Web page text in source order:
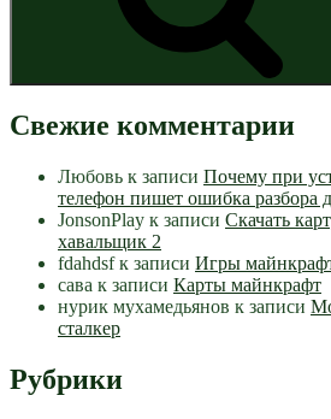
Свежие комментарии
Любовь к записи Почему при
телефон пишет ошибка разбора
JonsonPlay к записи Скачать
хавальщик 2
fdahdsfк записи Игры
сава к записи Карты майнкрафт
нурик мухамедьянов к записи
сталкер
Рубрики